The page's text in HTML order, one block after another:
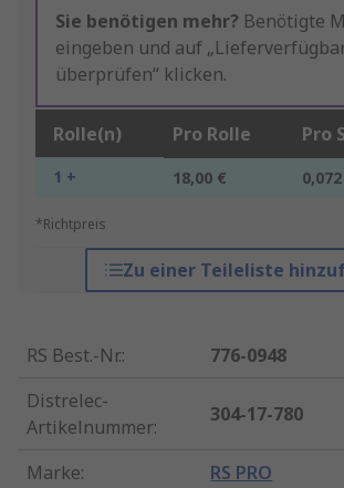
Sie benötigen mehr? Benötigte
eingeben und auf
überprüfen“ klicken.
Rolle(n) Pro Rolle Pro
1 + 18,00 €
*Richtpreis
Zu einer Teileliste
RS Best.-Nr.:
776-0948
Distrelec-
Artikelnummer:
304-17-780
Marke: RS PRO